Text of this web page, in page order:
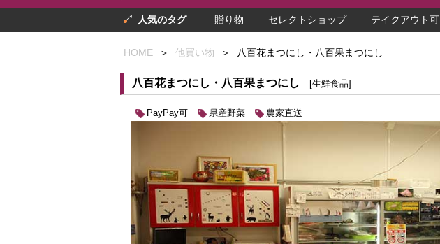
贈り物 セレクトショップ テイクアウト可
HOME ＞ 他買い物 ＞ 八百花まつにし・八百果まつにし
八百花まつにし・八百果まつにし [生鮮食品]
PayPay可 県産野菜 農家直送